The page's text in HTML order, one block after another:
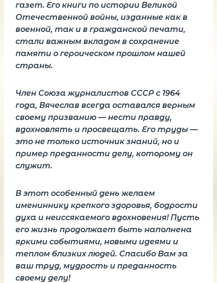
газет. Его книги по истории Великой
Отечественной войны, изданные как в
военной, так и в гражданской печати,
стали важным вкладом в сохранение
памяти о героическом прошлом нашей
страны.
Член Союза журналистов СССР с 1964
года, Вячеслав всегда оставался верным
своему призванию — нести правду,
вдохновлять и просвещать. Его труды —
это не только источник знаний, но и
пример преданности делу, которому он
служит.
В этот особенный день желаем
имениннику крепкого здоровья, бодрости
духа и неиссякаемого вдохновения! Пусть
его жизнь продолжает быть наполнена
яркими событиями, новыми идеями и
теплом близких людей. Спасибо Вам за
ваш труд, мудрость и преданность
своему делу!